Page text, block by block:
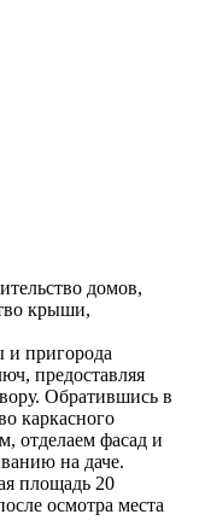
домов,
крыши,
и пригорода
предоставляя
Обратившись в
каркасного
отделаем фасад и
на даче.
площадь 20
осмотра места